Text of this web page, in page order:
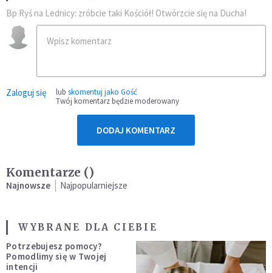
Bp Ryś na Lednicy: zróbcie taki Kościół! Otwórzcie się na Ducha!
Zaloguj się lub skomentuj jako Gość
Twój komentarz będzie moderowany
DODAJ KOMENTARZ
Komentarze ()
Najnowsze Najpopularniejsze
WYBRANE DLA CIEBIE
Potrzebujesz pomocy?
Pomodlimy się w Twojej
intencji